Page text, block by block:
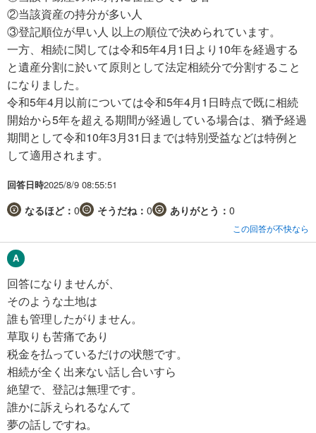
②当該資産の持分が多い人
③登記順位が早い人 以上の順位で決められています。
一方、相続に関しては令和5年4月1日より10年を経過する
と遺産分割に於いて原則として法定相続分で分割すること
になりました。
令和5年4月以前については令和5年4月1日時点で既に相続
開始から5年を超える期間が経過している場合は、猶予経過
期間として令和10年3月31日までは特別受益などは特例と
して適用されます。
回答日時2025/8/9 08:55:51
なるほど： 0 そうだね： 0 ありがとう： 0
この回答が不快なら
回答になりませんが、
そのような土地は
誰も管理したがりません。
草取りも苦痛であり
税金を払っているだけの状態です。
相続が全く出来ない話し合いすら
絶望で、登記は無理です。
誰かに訴えられるなんて
夢の話しですね。